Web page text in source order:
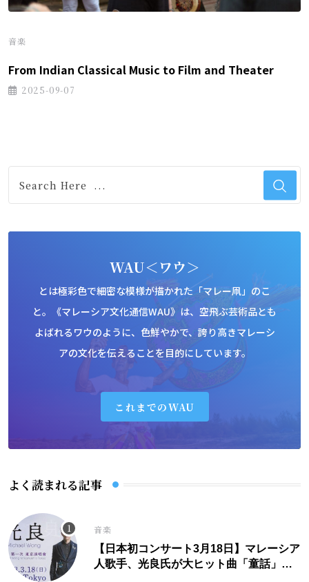
音楽
From Indian Classical Music to Film and Theater
2025-09-07
WAU＜ワウ＞
とは極彩色で細密な模様が描かれた「マレー凧」のこ
と。《マレーシア文化通信WAU》は、空飛ぶ芸術品とも
よばれるワウのように、色鮮やかで、誇り高きマレーシ
アの文化を伝えることを目的にしています。
これまでのWAU
よく読まれる記事
音楽
【日本初コンサート3月18日】マレーシア
人歌手、光良氏が大ヒット曲「童話」に